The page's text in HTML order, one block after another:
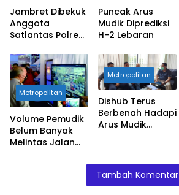
Jambret Dibekuk
Anggota
Satlantas Polres
Kota
Puncak Arus
Mudik Diprediksi
H-2 Lebaran
Metropolitan
Volume Pemudik
Belum Banyak
Melintas Jalan
Metropolitan
Dishub Terus
Berbenah Hadapi
Arus Mudik
Tambah Komentar